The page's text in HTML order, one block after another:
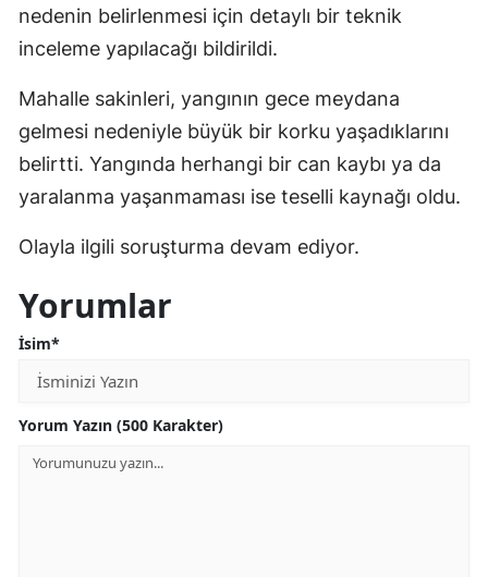
nedenin belirlenmesi için detaylı bir teknik
inceleme yapılacağı bildirildi.
Mahalle sakinleri, yangının gece meydana
gelmesi nedeniyle büyük bir korku yaşadıklarını
belirtti. Yangında herhangi bir can kaybı ya da
yaralanma yaşanmaması ise teselli kaynağı oldu.
Olayla ilgili soruşturma devam ediyor.
Yorumlar
İsim*
Yorum Yazın (500 Karakter)